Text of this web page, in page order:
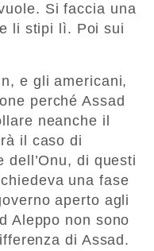
Si faccia una
li stipi lì. Poi sui
e gli americani,
perché Assad
neanche il
il caso di
di questi
una fase
aperto agli
Aleppo non sono
di Assad.